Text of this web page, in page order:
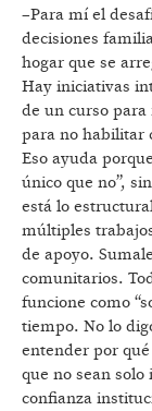
–Para mí el
decisiones
hogar que se
Hay iniciativas
de un curso
para no habilitar
Eso ayuda
único que no”,
está lo
múltiples
de apoyo.
comunitarios.
funcione como
tiempo. No lo
entender por
que no sean
confianza